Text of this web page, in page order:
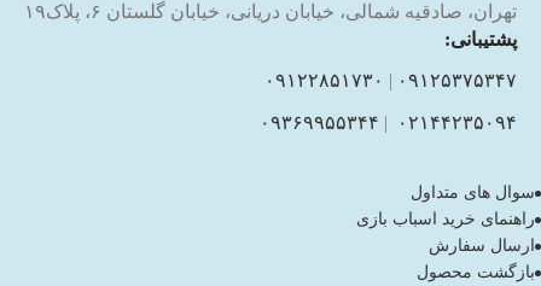
تهران، صادقیه شمالی، خیابان دریانی، خیابان گلستان ۶، پلاک۱۹
پشتیبانی:
۰۹۱۲۵۳۷۵۳۴۷ | ۰۹۱۲۲۸۵۱۷۳۰
۰۲۱۴۴۲۳۵۰۹۴ | ۰۹۳۶۹۹۵۵۳۴۴
سوال های متداول
راهنمای خرید اسباب بازی
ارسال سفارش
بازگشت محصول